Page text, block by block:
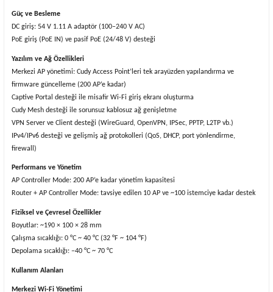
Güç ve Besleme
DC giriş: 54 V 1.11 A adaptör (100–240 V AC)
PoE giriş (PoE IN) ve pasif PoE (24/48 V) desteği
Yazılım ve Ağ Özellikleri
Merkezi AP yönetimi: Cudy Access Point’leri tek arayüzden yapılandırma ve
firmware güncelleme (200 AP’e kadar)
Captive Portal desteği ile misafir Wi-Fi giriş ekranı oluşturma
Cudy Mesh desteği ile sorunsuz kablosuz ağ genişletme
VPN Server ve Client desteği (WireGuard, OpenVPN, IPSec, PPTP, L2TP vb.)
IPv4/IPv6 desteği ve gelişmiş ağ protokolleri (QoS, DHCP, port yönlendirme,
firewall)
Performans ve Yönetim
AP Controller Mode: 200 AP’e kadar yönetim kapasitesi
Router + AP Controller Mode: tavsiye edilen 10 AP ve ~100 istemciye kadar destek
Fiziksel ve Çevresel Özellikler
Boyutlar: ~190 × 100 × 28 mm
Çalışma sıcaklığı: 0 °C ~ 40 °C (32 °F ~ 104 °F)
Depolama sıcaklığı: −40 °C ~ 70 °C
Kullanım Alanları
Merkezi Wi-Fi Yönetimi